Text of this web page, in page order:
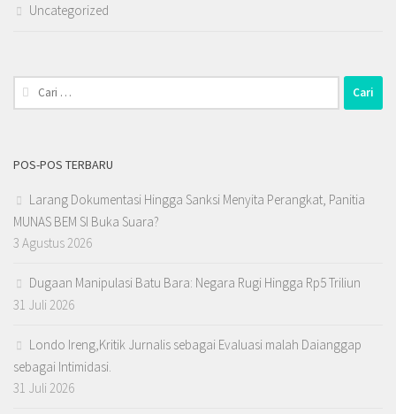
Uncategorized
Cari
untuk:
POS-POS TERBARU
Larang Dokumentasi Hingga Sanksi Menyita Perangkat, Panitia
MUNAS BEM SI Buka Suara?
3 Agustus 2026
Dugaan Manipulasi Batu Bara: Negara Rugi Hingga Rp5 Triliun
31 Juli 2026
Londo Ireng,Kritik Jurnalis sebagai Evaluasi malah Daianggap
sebagai Intimidasi.
31 Juli 2026